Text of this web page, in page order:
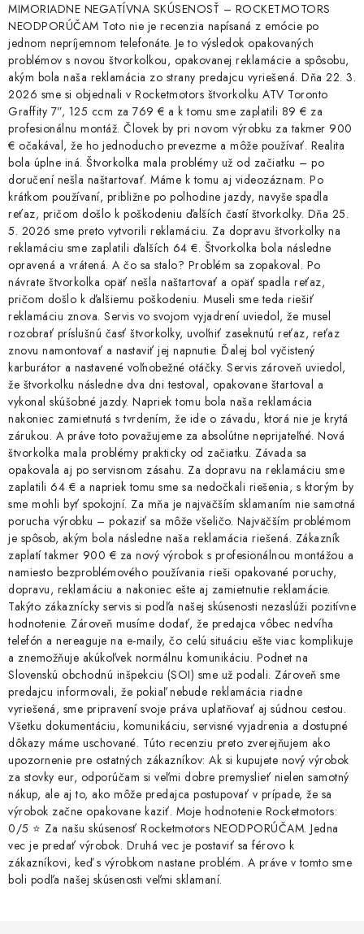
MIMORIADNE NEGATÍVNA SKÚSENOSŤ – ROCKETMOTORS
NEODPORÚČAM Toto nie je recenzia napísaná z emócie po
jednom nepríjemnom telefonáte. Je to výsledok opakovaných
problémov s novou štvorkolkou, opakovanej reklamácie a spôsobu,
akým bola naša reklamácia zo strany predajcu vyriešená. Dňa 22. 3.
2026 sme si objednali v Rocketmotors štvorkolku ATV Toronto
Graffity 7”, 125 ccm za 769 € a k tomu sme zaplatili 89 € za
profesionálnu montáž. Človek by pri novom výrobku za takmer 900
€ očakával, že ho jednoducho prevezme a môže používať. Realita
bola úplne iná. Štvorkolka mala problémy už od začiatku – po
doručení nešla naštartovať. Máme k tomu aj videozáznam. Po
krátkom používaní, približne po polhodine jazdy, navyše spadla
reťaz, pričom došlo k poškodeniu ďalších častí štvorkolky. Dňa 25.
5. 2026 sme preto vytvorili reklamáciu. Za dopravu štvorkolky na
reklamáciu sme zaplatili ďalších 64 €. Štvorkolka bola následne
opravená a vrátená. A čo sa stalo? Problém sa zopakoval. Po
návrate štvorkolka opäť nešla naštartovať a opäť spadla reťaz,
pričom došlo k ďalšiemu poškodeniu. Museli sme teda riešiť
reklamáciu znova. Servis vo svojom vyjadrení uviedol, že musel
rozobrať príslušnú časť štvorkolky, uvoľniť zaseknutú reťaz, reťaz
znovu namontovať a nastaviť jej napnutie. Ďalej bol vyčistený
karburátor a nastavené voľnobežné otáčky. Servis zároveň uviedol,
že štvorkolku následne dva dni testoval, opakovane štartoval a
vykonal skúšobné jazdy. Napriek tomu bola naša reklamácia
nakoniec zamietnutá s tvrdením, že ide o závadu, ktorá nie je krytá
zárukou. A práve toto považujeme za absolútne neprijateľné. Nová
štvorkolka mala problémy prakticky od začiatku. Závada sa
opakovala aj po servisnom zásahu. Za dopravu na reklamáciu sme
zaplatili 64 € a napriek tomu sme sa nedočkali riešenia, s ktorým by
sme mohli byť spokojní. Za mňa je najväčším sklamaním nie samotná
porucha výrobku – pokaziť sa môže všeličo. Najväčším problémom
je spôsob, akým bola následne naša reklamácia riešená. Zákazník
zaplatí takmer 900 € za nový výrobok s profesionálnou montážou a
namiesto bezproblémového používania rieši opakované poruchy,
dopravu, reklamáciu a nakoniec ešte aj zamietnutie reklamácie.
Takýto zákaznícky servis si podľa našej skúsenosti nezaslúži pozitívne
hodnotenie. Zároveň musíme dodať, že predajca vôbec nedvíha
telefón a nereaguje na e-maily, čo celú situáciu ešte viac komplikuje
a znemožňuje akúkoľvek normálnu komunikáciu. Podnet na
Slovenskú obchodnú inšpekciu (SOI) sme už podali. Zároveň sme
predajcu informovali, že pokiaľ nebude reklamácia riadne
vyriešená, sme pripravení svoje práva uplatňovať aj súdnou cestou.
Všetku dokumentáciu, komunikáciu, servisné vyjadrenia a dostupné
dôkazy máme uschované. Túto recenziu preto zverejňujem ako
upozornenie pre ostatných zákazníkov: Ak si kupujete nový výrobok
za stovky eur, odporúčam si veľmi dobre premyslieť nielen samotný
nákup, ale aj to, ako môže predajca postupovať v prípade, že sa
výrobok začne opakovane kaziť. Moje hodnotenie Rocketmotors:
0/5 ⭐ Za našu skúsenosť Rocketmotors NEODPORÚČAM. Jedna
vec je predať výrobok. Druhá vec je postaviť sa férovo k
zákazníkovi, keď s výrobkom nastane problém. A práve v tomto sme
boli podľa našej skúsenosti veľmi sklamaní.